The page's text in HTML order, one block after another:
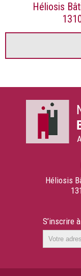
Héliosis
Héliosis
S’inscrire